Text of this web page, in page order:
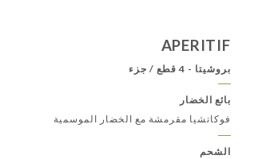
APERITIF
بروشيتا - 4 قطع / جزء
بائع الخضار
فوكاتشيا مقرمشة مع الخضار الموسمية
الشحم